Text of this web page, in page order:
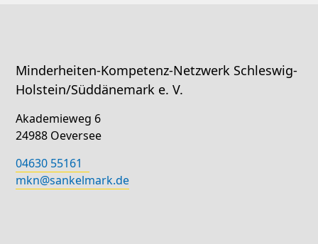
Minderheiten-Kompetenz-Netzwerk Schleswig-
Holstein/Süddänemark e. V.
Akademieweg 6
24988 Oeversee
04630 55161
mkn@sankelmark.de